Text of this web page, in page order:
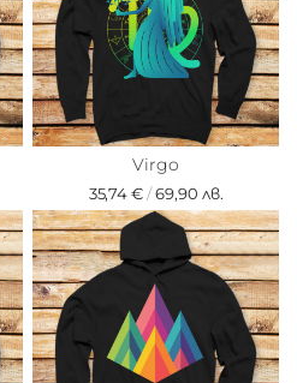
Virgo
35,74 €/69,90 лв.